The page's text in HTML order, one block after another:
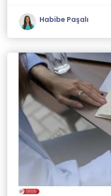
Habibe Paşalı